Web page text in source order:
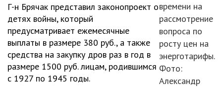
времени на
рассмотрение
вопроса по
росту цен на
энерготарифы.
Фото:
Александр
Г-н Брячак представил законопроект о
детях войны, который
предусматривает ежемесячные
выплаты в размере 380 руб., а также
средства на закупку дров раз в год в
размере 1500 руб. лицам, родившимся
с 1927 по 1945 годы.